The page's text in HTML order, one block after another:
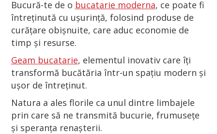
Bucură-te de o bucatarie moderna, ce poate fi
întreținută cu ușurință, folosind produse de
curățare obișnuite, care aduc economie de
timp și resurse.
Geam bucatarie, elementul inovativ care îți
transformă bucătăria într-un spațiu modern și
ușor de întreținut.
Natura a ales florile ca unul dintre limbajele
prin care să ne transmită bucurie, frumusețe
și speranța renașterii.